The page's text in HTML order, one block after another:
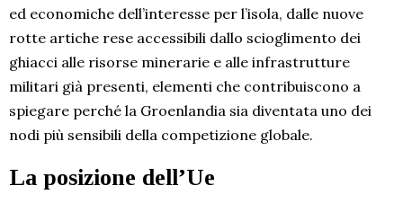
ed economiche dell’interesse per l’isola, dalle nuove
rotte artiche rese accessibili dallo scioglimento dei
ghiacci alle risorse minerarie e alle infrastrutture
militari già presenti, elementi che contribuiscono a
spiegare perché la Groenlandia sia diventata uno dei
nodi più sensibili della competizione globale.
La posizione dell’Ue